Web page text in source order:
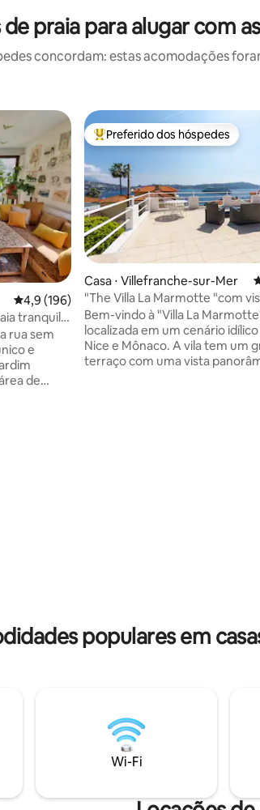
de praia para alugar com
concordam: estas acomodações
hóspedes
4,9 de uma avaliação média de 5, 196
4,9 (196)
tranquila
rua sem
de
Entre os melhores preferidos
Preferido dos hóspedes
Casa ⋅ Villefranche-sur-Mer
"The Villa La Marmotte "com
panorâmica para o mar!
Bem-vindo à "Villa La
localizada em um cenário
Nice e Mônaco. A vila tem um
terraço com uma vista
populares em
Wi-Fi